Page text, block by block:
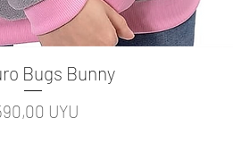
Vista rápida
Bugs Bunny
UYU